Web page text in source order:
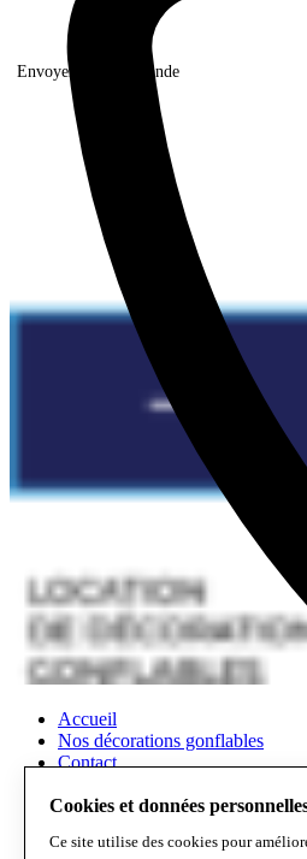
Envoyer votre demande
Accueil
Nos décorations gonflables
Contact
Scénographies et végétalisation
Cookies et données
Ce site utilise des cookies pour